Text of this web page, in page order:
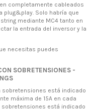
completamente cableados
plug&play. Solo habría que
mediante MC4 tanto en
la entrada del inversor y la
necesitas puedes
SOBRETENSIONES -
sobretensiones está indicado
máxima de 15A en cada
sobretensiones está indicado